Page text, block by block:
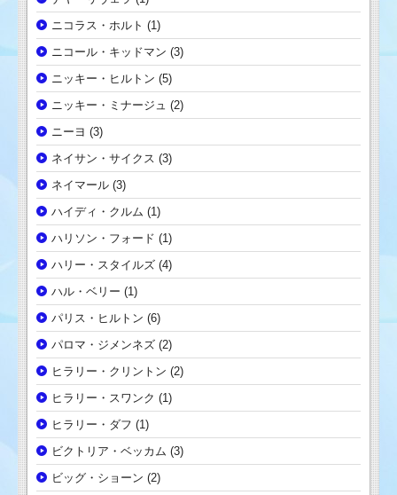
ニコラス・ホルト (1)
ニコール・キッドマン (3)
ニッキー・ヒルトン (5)
ニッキー・ミナージュ (2)
ニーヨ (3)
ネイサン・サイクス (3)
ネイマール (3)
ハイディ・クルム (1)
ハリソン・フォード (1)
ハリー・スタイルズ (4)
ハル・ベリー (1)
パリス・ヒルトン (6)
パロマ・ジメンネズ (2)
ヒラリー・クリントン (2)
ヒラリー・スワンク (1)
ヒラリー・ダフ (1)
ビクトリア・ベッカム (3)
ビッグ・ショーン (2)